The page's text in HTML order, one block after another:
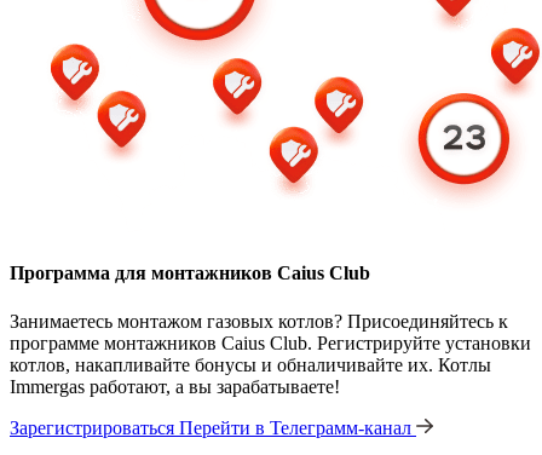
Программа для монтажников Caius Club
Занимаетесь монтажом газовых котлов? Присоединяйтесь к
программе монтажников Caius Club. Регистрируйте установки
котлов, накапливайте бонусы и обналичивайте их. Котлы
Immergas работают, а вы зарабатываете!
Зарегистрироваться Перейти в Телеграмм-канал